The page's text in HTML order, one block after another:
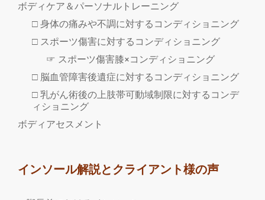
ボディケア＆パーソナルトレーニング
□ 身体の痛みや不調に対するコンディショニング
□ スポーツ傷害に対するコンディショニング
☞ スポーツ傷害膝×コンディショニング
□ 脳血管障害後遺症に対するコンディショニング
□ 乳がん術後の上肢帯可動域制限に対するコンデ
ィショニング
ボディアセスメント
インソール解説とクライアント様の声